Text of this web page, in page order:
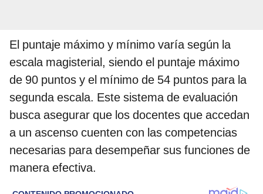
El puntaje máximo y mínimo varía según la
escala magisterial, siendo el puntaje máximo
de 90 puntos y el mínimo de 54 puntos para la
segunda escala. Este sistema de evaluación
busca asegurar que los docentes que accedan
a un ascenso cuenten con las competencias
necesarias para desempeñar sus funciones de
manera efectiva.